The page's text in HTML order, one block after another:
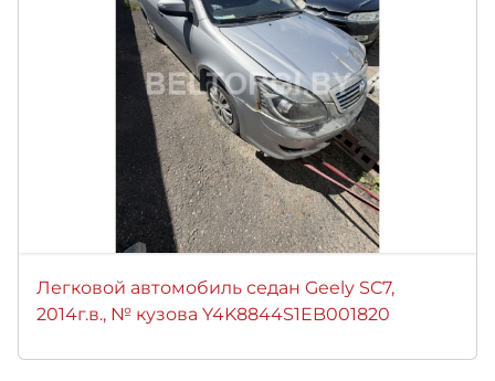
Легковой автомобиль седан Geely SC7,
2014г.в., № кузова Y4K8844S1EB001820